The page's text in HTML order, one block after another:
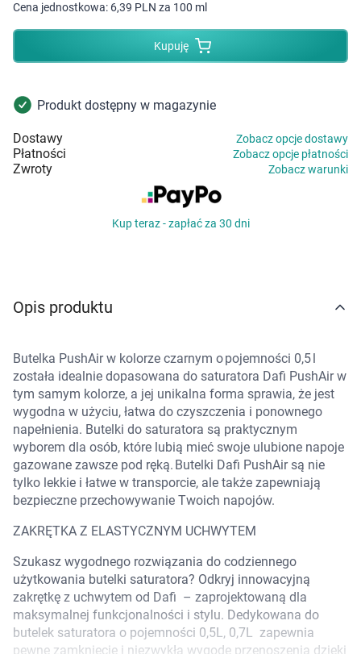
Korzystamy z plików cookies w celu
Kosmetyki
Mężczyzna
Zdrowy styl życia
Zabawki
Marki
Cena jednostkowa: 6,39 PLN za 100 ml
Kupuję
Produkt dostępny w magazynie
Dostawy Zobacz opcje dostawy
Płatności Zobacz opcje płatności
Zwroty Zobacz warunki
Kup teraz - zapłać za 30 dni
Opis produktu
Butelka PushAir w kolorze czarnym o pojemności 0,5 l
została idealnie dopasowana do saturatora Dafi PushAir w
tym samym kolorze, a jej unikalna forma sprawia, że jest
wygodna w użyciu, łatwa do czyszczenia i ponownego
napełnienia. Butelki do saturatora są praktycznym
wyborem dla osób, które lubią mieć swoje ulubione napoje
gazowane zawsze pod ręką. Butelki Dafi PushAir są nie
tylko lekkie i łatwe w transporcie, ale także zapewniają
bezpieczne przechowywanie Twoich napojów.
ZAKRĘTKA Z ELASTYCZNYM UCHWYTEM
Szukasz wygodnego rozwiązania do codziennego
użytkowania butelki saturatora? Odkryj innowacyjną
zakrętkę z uchwytem od Dafi – zaprojektowaną dla
maksymalnej funkcjonalności i stylu. Dedykowana do
butelek saturatora o pojemności 0,5L, 0,7L zapewnia
pewne zamknięcie i niezwykłą wygodę przenoszenia dzięki